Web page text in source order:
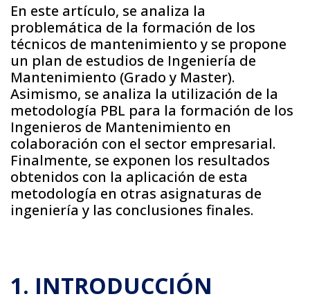
En este artículo, se analiza la
problemática de la formación de los
técnicos de mantenimiento y se propone
un plan de estudios de Ingeniería de
Mantenimiento (Grado y Master).
Asimismo, se analiza la utilización de la
metodología PBL para la formación de los
Ingenieros de Mantenimiento en
colaboración con el sector empresarial.
Finalmente, se exponen los resultados
obtenidos con la aplicación de esta
metodología en otras asignaturas de
ingeniería y las conclusiones finales.
1. INTRODUCCIÓN